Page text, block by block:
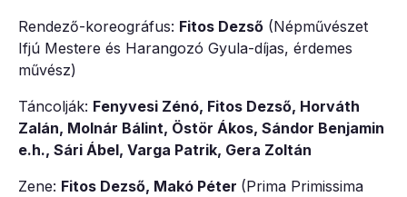
Rendező-koreográfus: Fitos Dezső (Népművészet
Ifjú Mestere és Harangozó Gyula-díjas, érdemes
művész)
Táncolják: Fenyvesi Zénó, Fitos Dezső, Horváth
Zalán, Molnár Bálint, Östör Ákos, Sándor Benjamin
e.h., Sári Ábel, Varga Patrik, Gera Zoltán
Zene: Fitos Dezső, Makó Péter (Prima Primissima